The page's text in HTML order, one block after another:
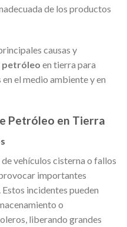
de los productos
causas y
petróleo en tierra para
el medio ambiente y en
Petróleo en Tierra
vehículos cisterna o fallos
importantes
incidentes pueden
o
liberando grandes